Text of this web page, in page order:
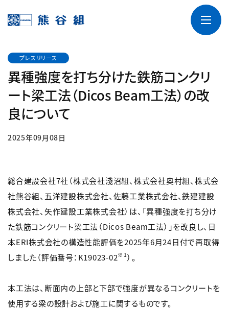
プレスリリース
異種強度を打ち分けた鉄筋コンクリ
ート梁工法（Dicos Beam工法）の改
良について
2025年09月08日
総合建設会社7社（株式会社淺沼組、株式会社奥村組、株式会
社熊谷組、五洋建設株式会社、佐藤工業株式会社、鉄建建設
株式会社、矢作建設工業株式会社）は、「異種強度を打ち分け
た鉄筋コンクリート梁工法（Dicos Beam工法）」を改良し、日
本ERI株式会社の構造性能評価を2025年6月24日付で再取得
しました（評価番号：K19023-02※1 ）。
本工法は、断面内の上部と下部で強度が異なるコンクリートを
使用する梁の設計および施工に関するものです。